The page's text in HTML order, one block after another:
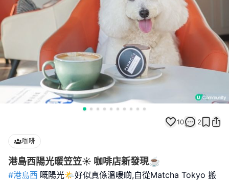
10 2
咖啡
港島西陽光暖笠笠☀️ 咖啡店新發現☕️
#港島西 嘅陽光🌤️好似真係溫暖啲,自從Matcha Tokyo 搬